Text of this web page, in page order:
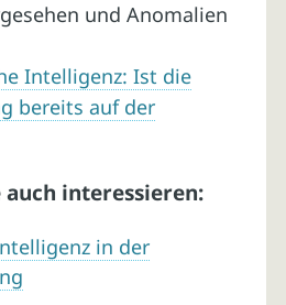
und Anomalien
Intelligenz: Ist die
bereits auf der
auch interessieren:
in der